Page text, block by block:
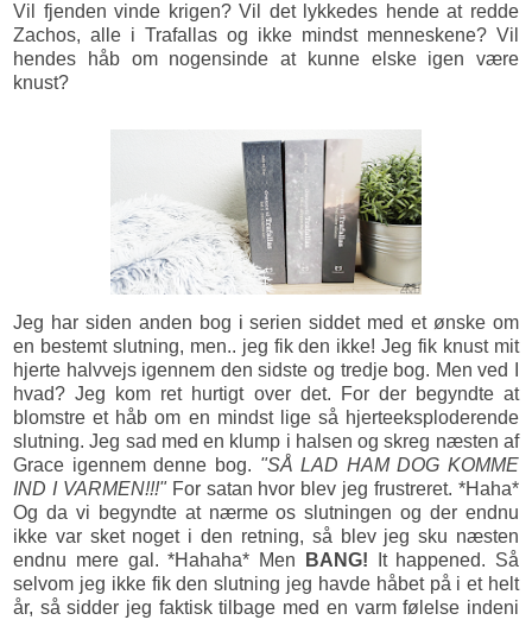
Vil fjenden vinde krigen? Vil det lykkedes hende at redde
Zachos, alle i Trafallas og ikke mindst menneskene? Vil
hendes håb om nogensinde at kunne elske igen være
knust?
Jeg har siden anden bog i serien siddet med et ønske om
en bestemt slutning, men.. jeg fik den ikke! Jeg fik knust mit
hjerte halvvejs igennem den sidste og tredje bog. Men ved I
hvad? Jeg kom ret hurtigt over det. For der begyndte at
blomstre et håb om en mindst lige så hjerteeksploderende
slutning. Jeg sad med en klump i halsen og skreg næsten af
Grace igennem denne bog. "SÅ LAD HAM DOG KOMME
IND I VARMEN!!!"For satan hvor blev jeg frustreret. *Haha*
Og da vi begyndte at nærme os slutningen og der endnu
ikke var sket noget i den retning, så blev jeg sku næsten
endnu mere gal. *Hahaha* Men
BANG! It happened. Så
selvom jeg ikke fik den slutning jeg havde håbet på i et helt
år, så sidder jeg faktisk tilbage med en varm følelse indeni